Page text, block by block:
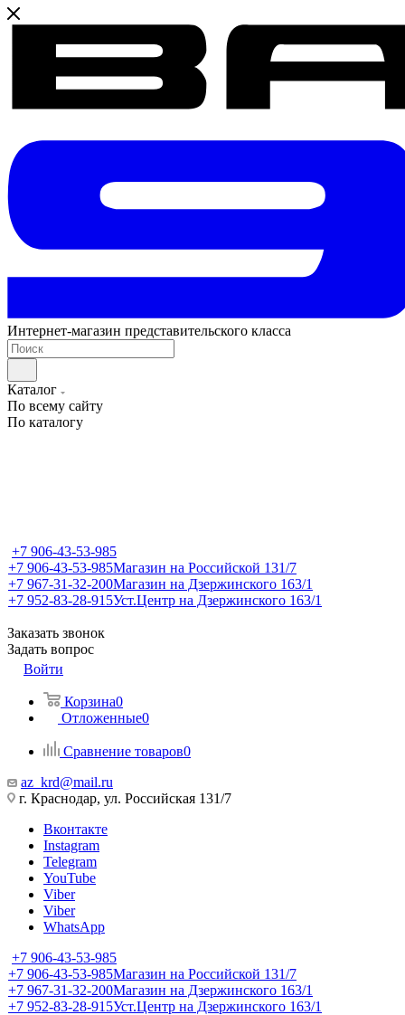
Интернет-магазин представительского класса
Каталог
По всему сайту
По каталогу
+7 906-43-53-985
+7 906-43-53-985Магазин на Российской 131/7
+7 967-31-32-200Магазин на Дзержинского 163/1
+7 952-83-28-915Уст.Центр на Дзержинского 163/1
Заказать звонок
Задать вопрос
Войти
Корзина0
Отложенные0
Сравнение товаров0
az_krd@mail.ru
г. Краснодар, ул. Российская 131/7
Вконтакте
Instagram
Telegram
YouTube
Viber
Viber
WhatsApp
+7 906-43-53-985
+7 906-43-53-985Магазин на Российской 131/7
+7 967-31-32-200Магазин на Дзержинского 163/1
+7 952-83-28-915Уст.Центр на Дзержинского 163/1